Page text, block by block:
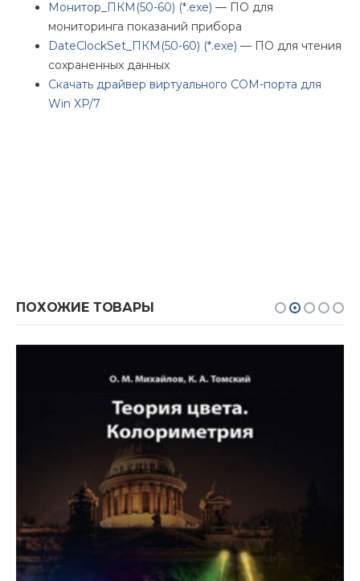
Монитор_ПКМ(50-60) (*.exe) — ПО для
мониторинга показаний прибора
DateClockSet_ПКМ(50-60) (*.exe) — ПО для чтения
сохраненных данных
Скачать драйвер виртуального COM-порта для
Win XP/7
ПОХОЖИЕ ТОВАРЫ